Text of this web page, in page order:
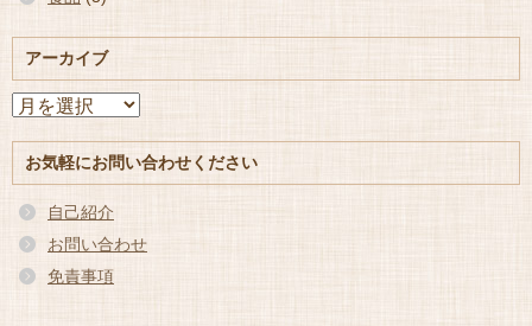
アーカイブ
ア
イ
ブ
お気軽にお問い合わせください
自己紹介
お問い合わせ
免責事項